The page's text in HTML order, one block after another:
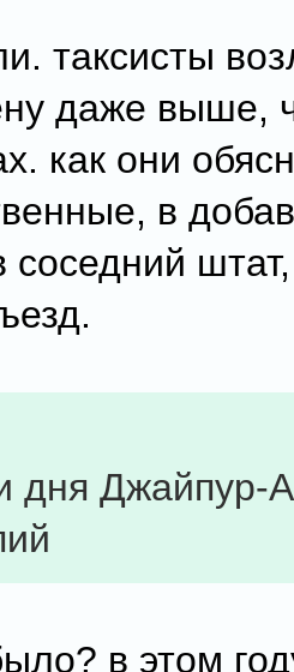
таксисты
даже выше,
как они
в
дня Джайпур-
в этом